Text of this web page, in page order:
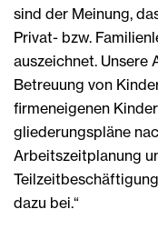
sind der Meinung,
Privat- bzw.
auszeichnet. Unsere
Betreuung von
firmeneigenen
gliederungspläne
Arbeitszeitplanung
dazu bei.“